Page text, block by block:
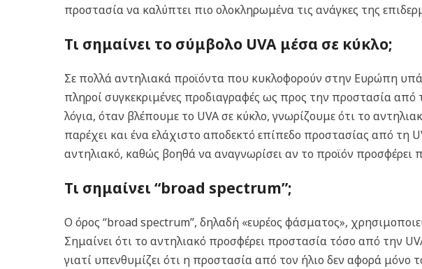
προστασία να καλύπτει πιο ολοκληρωμένα τις ανάγκες της
Τι σημαίνει το σύμβολο UVA μέσα σε κύκλο;
Σε πολλά αντηλιακά προϊόντα που κυκλοφορούν στην Ευρώπη
πληροί συγκεκριμένες προδιαγραφές ως προς την προστασία
λόγια, όταν βλέπουμε το UVA σε κύκλο, γνωρίζουμε ότι το
παρέχει και ένα ελάχιστο αποδεκτό επίπεδο προστασίας από τη
αντηλιακό, καθώς βοηθά να αναγνωρίσει αν το προϊόν
Τι σημαίνει “broad spectrum”;
Ο όρος “broad spectrum”, δηλαδή «ευρέος φάσματος»,
Σημαίνει ότι το αντηλιακό προσφέρει προστασία τόσο από την
γιατί υπενθυμίζει ότι η προστασία από τον ήλιο δεν αφορά